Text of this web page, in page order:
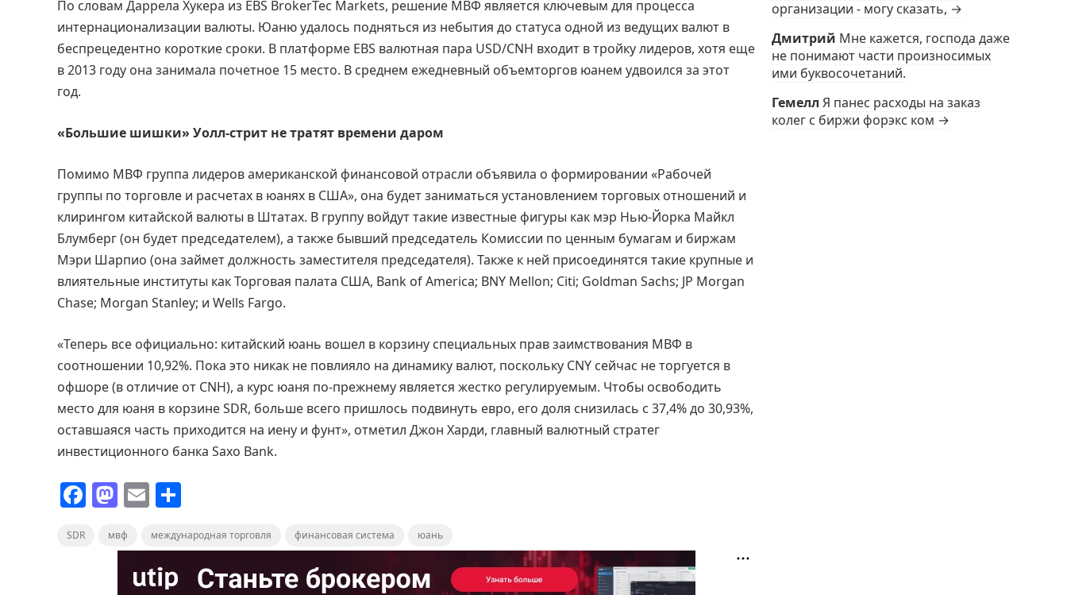
По словам Даррела Хукера из EBS BrokerTec Markets, решение МВФ является ключевым для процесса
интернационализации валюты. Юаню удалось подняться из небытия до статуса одной из ведущих валют в
беспрецедентно короткие сроки. В платформе EBS валютная пара USD/CNH входит в тройку лидеров, хотя еще
в 2013 году она занимала почетное 15 место. В среднем ежедневный объемторгов юанем удвоился за этот
год.
«Большие шишки» Уолл-стрит не тратят времени даром
Помимо МВФ группа лидеров американской финансовой отрасли объявила о формировании «Рабочей
группы по торговле и расчетах в юанях в США», она будет заниматься установлением торговых отношений и
клирингом китайской валюты в Штатах. В группу войдут такие известные фигуры как мэр Нью-Йорка Майкл
Блумберг (он будет председателем), а также бывший председатель Комиссии по ценным бумагам и биржам
Мэри Шарпио (она займет должность заместителя председателя). Также к ней присоединятся такие крупные и
влиятельные институты как Торговая палата США, Bank of America; BNY Mellon; Citi; Goldman Sachs; JP Morgan
Chase; Morgan Stanley; и Wells Fargo.
«Теперь все официально: китайский юань вошел в корзину специальных прав заимствования МВФ в
соотношении 10,92%. Пока это никак не повлияло на динамику валют, поскольку CNY сейчас не торгуется в
офшоре (в отличие от CNH), а курс юаня по-прежнему является жестко регулируемым. Чтобы освободить
место для юаня в корзине SDR, больше всего пришлось подвинуть евро, его доля снизилась с 37,4% до 30,93%,
оставшаяся часть приходится на иену и фунт», отметил Джон Харди, главный валютный стратег
инвестиционного банка Saxo Bank.
F M
st
E
ai
l
п
SDR мвф международная торговля финансовая система юань
организации - могу сказать, →
Дмитрий Мне кажется, господа даже
не понимают части произносимых
ими буквосочетаний.
Гемелл Я панес расходы на заказ
колег с биржи форэкс ком →